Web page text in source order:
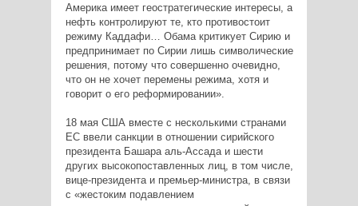
Америка имеет геостратегические интересы, а
нефть контролируют те, кто противостоит
режиму Каддафи… Обама критикует Сирию и
предпринимает по Сирии лишь символические
решения, потому что совершенно очевидно,
что он не хочет перемены режима, хотя и
говорит о его реформировании».
18 мая США вместе с несколькими странами
ЕС ввели санкции в отношении сирийского
президента Башара аль-Ассада и шести
других высокопоставленных лиц, в том числе,
вице-президента и премьер-министра, в связи
с «жестоким подавлением